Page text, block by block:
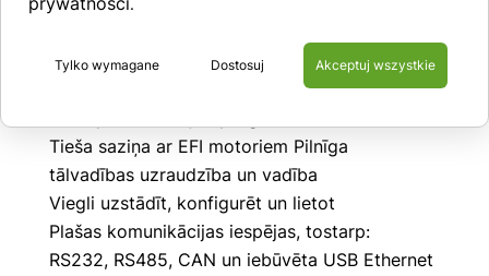
Papildu iespējas:
Viens dzesētāja kontrolieris gaidstāves un
Tieša saziņa ar EFI motoriem Pilnīga
tālvadības uzraudzība un vadība
Viegli uzstādīt, konfigurēt un lietot
Plašas komunikācijas iespējas, tostarp:
RS232, RS485, CAN un iebūvēta USB Ethernet
Dostosuj
Tylko wymagane Akceptuj wszystkie